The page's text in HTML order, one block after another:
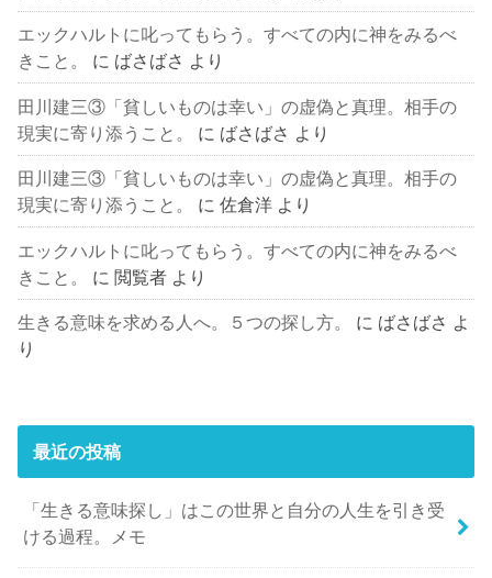
エックハルトに叱ってもらう。すべての内に神をみるべ
きこと。
に ばさばさ より
田川建三③「貧しいものは幸い」の虚偽と真理。相手の
現実に寄り添うこと。
に ばさばさ より
田川建三③「貧しいものは幸い」の虚偽と真理。相手の
現実に寄り添うこと。
に佐倉洋 より
エックハルトに叱ってもらう。すべての内に神をみるべ
きこと。
に閲覧者 より
生きる意味を求める人へ。５つの探し方。 に ばさばさ よ
り
最近の投稿
「生きる意味探し」はこの世界と自分の人生を引き受
ける過程。メモ